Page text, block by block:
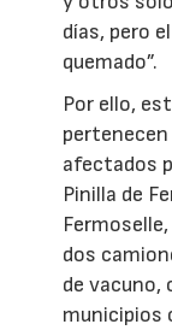
días, pero
quemado”.
Por ello,
afectados
Pinilla de
dos
de vacuno,
municipios